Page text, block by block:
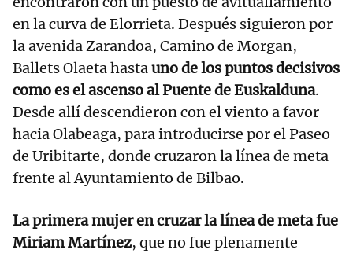
en la curva de Elorrieta. Después siguieron por
la avenida Zarandoa, Camino de Morgan,
Ballets Olaeta hastauno de los puntos decisivos
como es el ascenso al Puente de Euskalduna.
Desde allí descendieron con el viento a favor
hacia Olabeaga, para introducirse por el Paseo
de Uribitarte, donde cruzaron la línea de meta
frente al Ayuntamiento de Bilbao.
La primera mujer en cruzar la línea de meta fue
Miriam Martínez, que no fue plenamente